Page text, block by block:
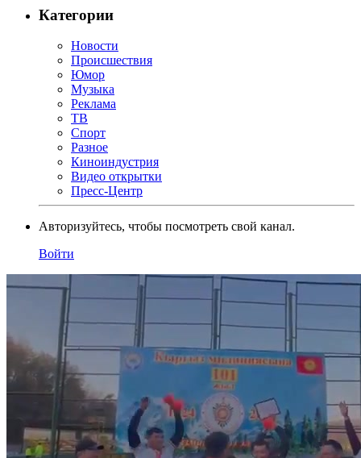
Категории
Новости
Происшествия
Юмор
Музыка
Реклама
ТВ
Спорт
Разное
Киноиндустрия
Видео открытки
Пресс-Центр
Авторизуйтесь, чтобы посмотреть свой канал.
Войти